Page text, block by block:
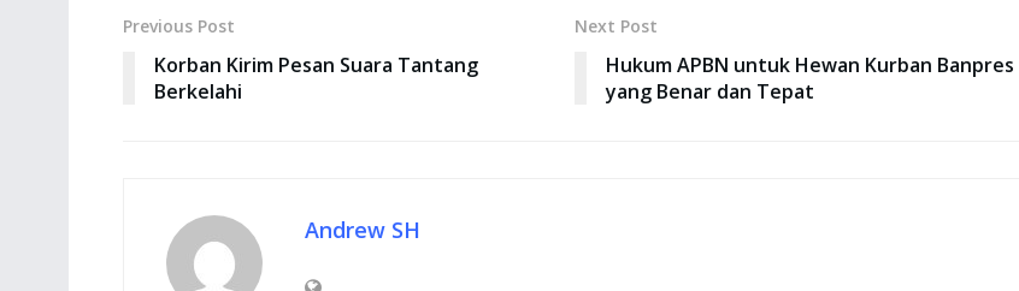
Previous Post
Korban Kirim Pesan Suara Tantang
Berkelahi
Next Post
Hukum APBN untuk Hewan Kurban Banpres
yang Benar dan Tepat
Andrew SH